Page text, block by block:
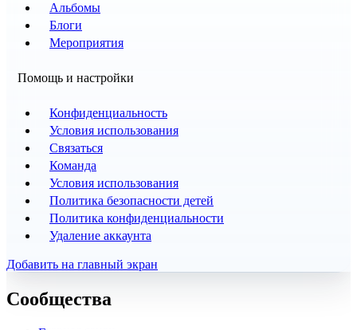
Альбомы
Блоги
Мероприятия
Помощь и настройки
Конфиденциальность
Условия использования
Связаться
Команда
Условия использования
Политика безопасности детей
Политика конфиденциальности
Удаление аккаунта
Добавить на главный экран
Сообщества